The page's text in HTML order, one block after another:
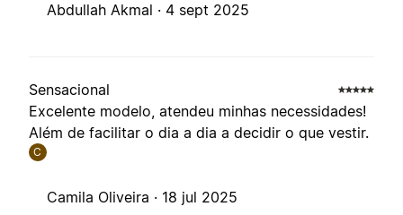
Abdullah Akmal · 4 sept 2025
Sensacional
Excelente modelo, atendeu minhas necessidades!
Além de facilitar o dia a dia a decidir o que vestir.
C
Camila Oliveira · 18 jul 2025